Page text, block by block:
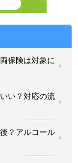
保険は対象に
い？対応の流
？アルコール